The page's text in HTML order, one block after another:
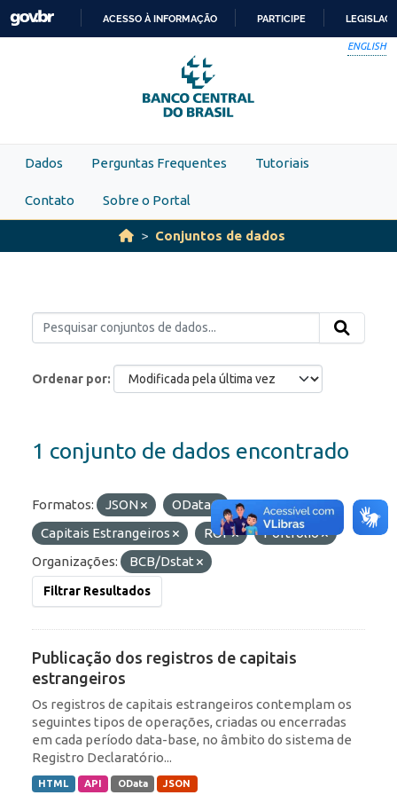
Skip to main content
PARA
O
CONTEÚDO
ACESSO À INFORMAÇÃO PARTICIPE
ENGLISH
Dados Perguntas Frequentes Tutoriais
Contato Sobre o Portal
Conjuntos de dados
Ordenar por
1 conjunto de dados encontrado
Formatos: JSON OData
Etiquetas:
Capitais Estrangeiros
ROF
Portfólio
Organizações:
BCB/Dstat
Filtrar Resultados
Publicação dos registros de capitais
estrangeiros
Os registros de capitais estrangeiros contemplam os
seguintes tipos de operações, criadas ou encerradas
em cada período data-base, no âmbito do sistema de
Registro Declaratório...
HTML API OData JSON